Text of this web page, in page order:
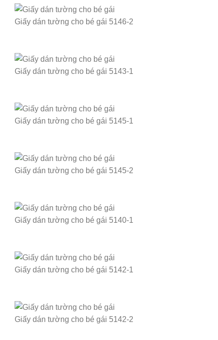
Giấy dán tường cho bé gái 5146-2
Giấy dán tường cho bé gái 5143-1
Giấy dán tường cho bé gái 5145-1
Giấy dán tường cho bé gái 5145-2
Giấy dán tường cho bé gái 5140-1
Giấy dán tường cho bé gái 5142-1
Giấy dán tường cho bé gái 5142-2